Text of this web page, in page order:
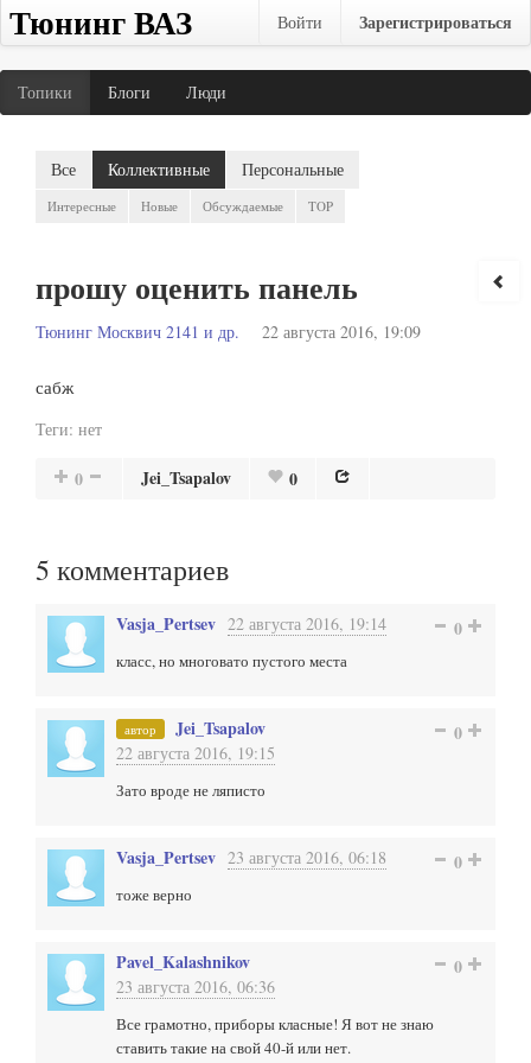
Тюнинг ВАЗ Войти Зарегистрироваться
Топики Блоги Люди
Все Коллективные Персональные
Интересные Новые Обсуждаемые TOP
прошу оценить панель
Тюнинг Москвич 2141 и др. 22 августа 2016, 19:09
сабж
Теги: нет
0 Jei_Tsapalov 0
5 комментариев
Vasja_Pertsev 22 августа 2016, 19:14 0
класс, но многовато пустого места
автор Jei_Tsapalov
22 августа 2016, 19:15
0
Зато вроде не ляписто
Vasja_Pertsev 23 августа 2016, 06:18 0
тоже верно
Pavel_Kalashnikov
23 августа 2016, 06:36
0
Все грамотно, приборы класные! Я вот не знаю
ставить такие на свой 40-й или нет.